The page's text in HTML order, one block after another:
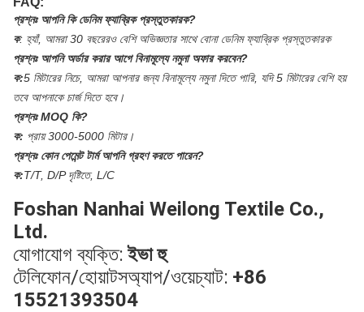
প্রশ্নঃ আপনি কি ডেনিম ফ্যাব্রিক প্রস্তুতকারক?
ক: হ্যাঁ, আমরা 30 বছরেরও বেশি অভিজ্ঞতার সাথে বোনা ডেনিম ফ্যাব্রিক প্রস্তুতকারক
প্রশ্নঃ আপনি অর্ডার করার আগে বিনামূল্যে নমুনা অফার করবেন?
ক:5 মিটারের নিচে, আমরা আপনার জন্য বিনামূল্যে নমুনা দিতে পারি, যদি 5 মিটারের বেশি হয়
তবে আপনাকে চার্জ দিতে হবে।
প্রশ্নঃ MOQ কি?
ক: প্রায় 3000-5000 মিটার।
প্রশ্নঃ কোন পেমেন্ট টার্ম আপনি গ্রহণ করতে পারেন?
ক:T/T, D/P দৃষ্টিতে, L/C
Foshan Nanhai Weilong Textile Co.,
Ltd.
যোগাযোগ ব্যক্তি: ইভা হু
টেলিফোন/হোয়াটসঅ্যাপ/ওয়েচ্যাট: +86
15521393504